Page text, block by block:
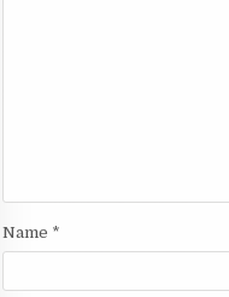
Name *